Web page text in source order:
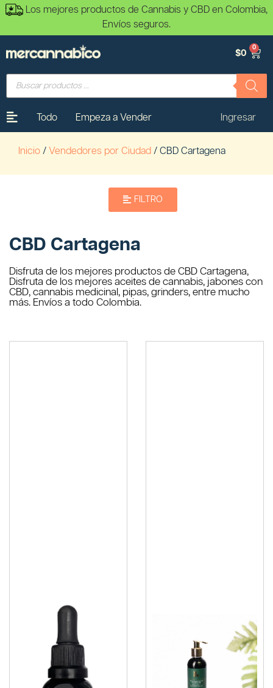
Los mejores productos de Cannabis y CBD en Colombia,
Envíos seguros.
$0
0
Todo Empeza a Vender Ingresar
Inicio / Vendedores por Ciudad / CBD Cartagena
FILTRO
CBD Cartagena
Disfruta de los mejores productos de CBD Cartagena,
Disfruta de los mejores aceites de cannabis, jabones con
CBD, cannabis medicinal, pipas, grinders, entre mucho
más. Envíos a todo Colombia.